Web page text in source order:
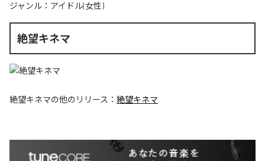
ジャンル： アイドル(女性)
絶望キネマ
絶望キネマの他のリリース： 絶望キネマ